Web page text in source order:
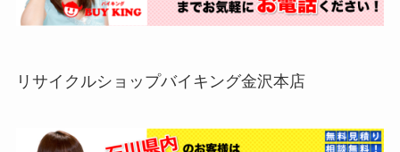
リサイクルショップバイキング金沢本店